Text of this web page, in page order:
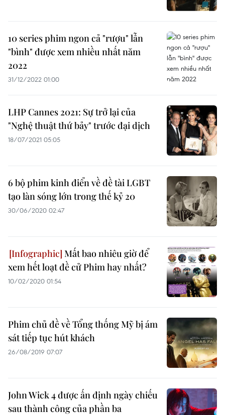
10 series phim ngon cả "rượu" lẫn
"bình" được xem nhiều nhất năm
2022
31/12/2022 01:00
LHP Cannes 2021: Sự trở lại của
"Nghệ thuật thứ bảy" trước đại dịch
18/07/2021 05:05
6 bộ phim kinh điển về đề tài LGBT
tạo làn sóng lớn trong thế kỷ 20
30/06/2020 02:47
Mất bao nhiêu giờ để
xem hết loạt đề cử Phim hay nhất?
10/02/2020 01:54
Phim chủ đề về Tổng thống Mỹ bị ám
sát tiếp tục hút khách
26/08/2019 07:07
John Wick 4 được ấn định ngày chiếu
sau thành công của phần ba